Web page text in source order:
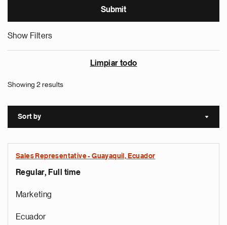
Show Filters
Limpiar todo
Showing 2 results
Sort by Sort
Sales Representative - Guayaquil, Ecuador
Regular, Full time
Marketing
Ecuador